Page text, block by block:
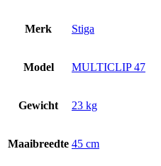
Merk Stiga
Model MULTICLIP 47
Gewicht 23 kg
Maaibreedte 45 cm